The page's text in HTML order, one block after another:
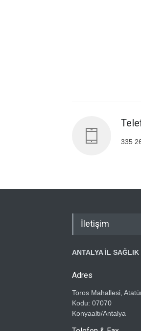
335
İletişim
ANTALYA İL
Adres
Toros Mahallesi,
Kodu: 07070
Konyaaltı/Antalya